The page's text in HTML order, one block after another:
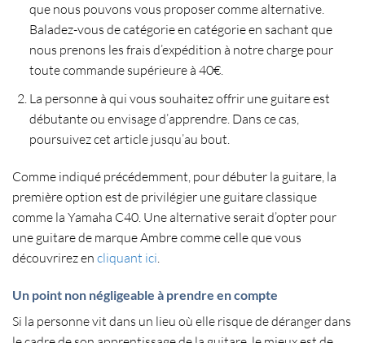
que nous pouvons vous proposer comme alternative.
Baladez-vous de catégorie en catégorie en sachant que
nous prenons les frais d’expédition à notre charge pour
toute commande supérieure à 40€.
La personne à qui vous souhaitez offrir une guitare est
débutante ou envisage d’apprendre. Dans ce cas,
poursuivez cet article jusqu’au bout.
Comme indiqué précédemment, pourdébuter la guitare , la
première option est de privilégier une guitare classique
comme la Yamaha C40. Une alternative serait d’opter pour
une guitare de marque Ambre comme celle que vous
découvrirez en cliquant ici
Un point non négligeable à prendre en compte
Si la personne vit dans un lieu où elle risque de déranger dans